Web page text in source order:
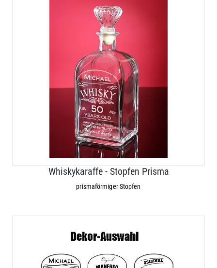
Whiskykaraffe - Stopfen Prisma
prismaförmiger Stopfen